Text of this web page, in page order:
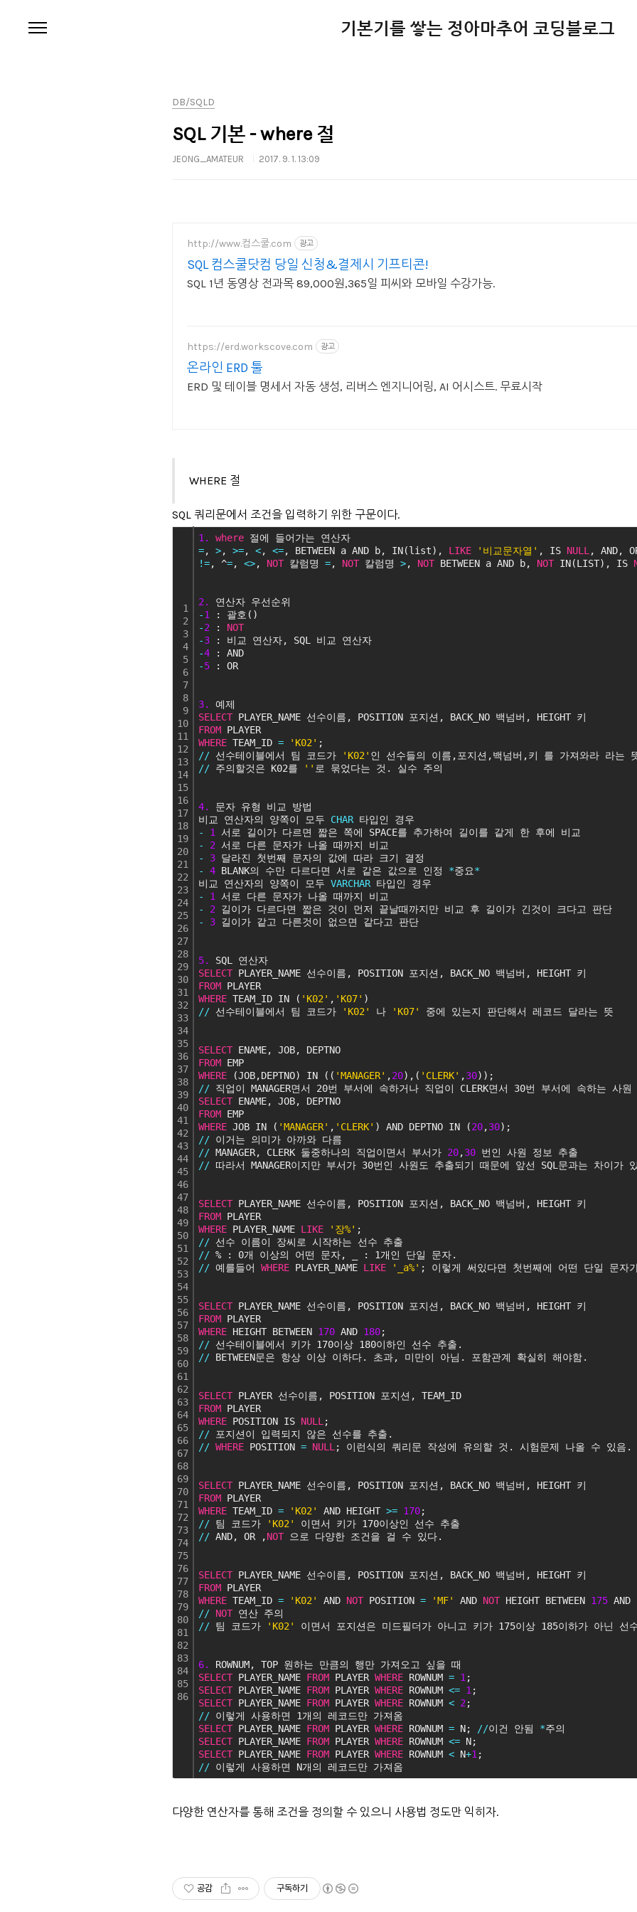
기본기를 쌓는 정아마추어 코딩블로그
DB/SQLD
SQL 기본 - where 절
JEONG_AMATEUR 2017. 9. 1. 13:09
http://www.컴스쿨.com 광고
SQL 컴스쿨닷컴 당일 신청&결제시 기프티콘!
SQL 1년 동영상 전과목 89,000원,365일 피씨와 모바일 수강가능.
https://erd.workscove.com 광고
온라인 ERD 툴
ERD 및 테이블 명세서 자동 생성, 리버스 엔지니어링, AI 어시스트. 무료시작
WHERE 절
SQL 쿼리문에서 조건을 입력하기 위한 구문이다.
1
2
3
4
5
6
7
8
9
10
11
12
13
14
15
16
17
18
19
20
21
22
23
24
25
26
27
28
29
30
31
32
33
34
35
36
37
38
39
40
41
42
43
44
45
46
47
48
49
50
51
52
53
54
55
56
57
58
59
60
61
62
63
64
65
66
67
68
69
70
71
72
73
74
75
76
77
78
79
80
81
82
83
84
85
86
1. where 절에 들어가는 연산자
=, >, >=, <, <=, BETWEEN a AND b, IN(list), LIKE '비교문자열' , IS NULL , AND,
!=, ^=, <>, NOT 칼럼명 =, NOT 칼럼명 >, NOT BETWEEN a AND b, NOT IN(LIST), IS
2.
연산자 우선순위
-1
: 괄호()
-2 : NOT
-3 : 비교 연산자, SQL 비교 연산자
-4 : AND
-5 : OR
3.
예제
SELECT PLAYER_NAME 선수이름, POSITION 포지션, BACK_NO 백넘버, HEIGHT 키
FROM PLAYER
WHERE TEAM_ID = 'K02' ;
// 선수테이블에서 팀 코드가 'K02' 인 선수들의 이름,포지션,백넘버,키 를 가져와라 라는
// 주의할것은 K02를 '' 로 묶었다는 것. 실수 주의
4.
문자 유형 비교 방법
비교 연산자의 양쪽이 모두 CHAR 타입인 경우
-
1
서로 길이가 다르면 짧은 쪽에 SPACE를 추가하여 길이를 같게 한 후에 비교
-
2 서로 다른 문자가 나올 때까지 비교
-
3 달라진 첫번째 문자의 값에 따라 크기 결정
-
4 BLANK의 수만 다르다면 서로 같은 값으로 인정 *중요*
비교 연산자의 양쪽이 모두 VARCHAR 타입인 경우
-
1
서로 다른 문자가 나올 때까지 비교
-
2 길이가 다르다면 짧은 것이 먼저 끝날때까지만 비교 후 길이가 긴것이 크다고 판단
-
3 길이가 같고 다른것이 없으면 같다고 판단
5.
SQL 연산자
SELECT PLAYER_NAME 선수이름, POSITION 포지션, BACK_NO 백넘버, HEIGHT 키
FROM PLAYER
WHERE TEAM_ID IN ( 'K02' , 'K07' )
// 선수테이블에서 팀 코드가 'K02' 나 'K07' 중에 있는지 판단해서 레코드 달라는 뜻
SELECT ENAME, JOB, DEPTNO
FROM EMP
WHERE (JOB,DEPTNO) IN (( 'MANAGER' ,20),( 'CLERK' ,30));
// 직업이 MANAGER면서 20번 부서에 속하거나 직업이 CLERK면서 30번 부서에 속하는 사원
SELECT ENAME, JOB, DEPTNO
FROM EMP
WHERE JOB IN ( 'MANAGER' , 'CLERK' ) AND DEPTNO IN (20,30);
// 이거는 의미가 아까와 다름
// MANAGER, CLERK 둘중하나의 직업이면서 부서가 20,30 번인 사원 정보 추출
// 따라서 MANAGER이지만 부서가 30번인 사원도 추출되기 때문에 앞선 SQL문과는 차이가
SELECT PLAYER_NAME 선수이름, POSITION 포지션, BACK_NO 백넘버, HEIGHT 키
FROM PLAYER
WHERE PLAYER_NAME LIKE '장%' ;
// 선수 이름이 장씨로 시작하는 선수 추출
// % : 0개 이상의 어떤 문자, _ : 1개인 단일 문자.
// 예를들어 WHERE PLAYER_NAME LIKE '_a%' ; 이렇게 써있다면 첫번째에 어떤 단일 문자
SELECT PLAYER_NAME 선수이름, POSITION 포지션, BACK_NO 백넘버, HEIGHT 키
FROM PLAYER
WHERE HEIGHT BETWEEN 170 AND 180;
// 선수테이블에서 키가 170이상 180이하인 선수 추출.
// BETWEEN문은 항상 이상 이하다. 초과, 미만이 아님. 포함관계 확실히 해야함.
SELECT PLAYER 선수이름, POSITION 포지션, TEAM_ID
FROM PLAYER
WHERE POSITION IS NULL ;
// 포지션이 입력되지 않은 선수를 추출.
// WHERE POSITION = NULL ; 이런식의 쿼리문 작성에 유의할 것. 시험문제 나올 수 있음.
SELECT PLAYER_NAME 선수이름, POSITION 포지션, BACK_NO 백넘버, HEIGHT 키
FROM PLAYER
WHERE TEAM_ID = 'K02' AND HEIGHT >= 170;
// 팀 코드가 'K02'
이면서 키가 170이상인 선수 추출
// AND, OR ,NOT 으로 다양한 조건을 걸 수 있다.
SELECT PLAYER_NAME 선수이름, POSITION 포지션, BACK_NO 백넘버, HEIGHT 키
FROM PLAYER
WHERE TEAM_ID = 'K02' AND NOT POSITION = 'MF' AND NOT HEIGHT BETWEEN 175 AND
// NOT 연산 주의
// 팀 코드가 'K02' 이면서 포지션은 미드필더가 아니고 키가 175이상 185이하가 아닌 선
6.
ROWNUM, TOP 원하는 만큼의 행만 가져오고 싶을 때
SELECT PLAYER_NAME FROM PLAYER WHERE ROWNUM = 1 ;
SELECT PLAYER_NAME FROM PLAYER WHERE ROWNUM <= 1 ;
SELECT PLAYER_NAME FROM PLAYER WHERE ROWNUM < 2 ;
// 이렇게 사용하면 1개의 레코드만 가져옴
SELECT PLAYER_NAME FROM PLAYER WHERE ROWNUM = N; //이건 안됨 *주의
SELECT PLAYER_NAME FROM PLAYER WHERE ROWNUM <= N;
SELECT PLAYER_NAME FROM PLAYER WHERE ROWNUM < N+1 ;
// 이렇게 사용하면 N개의 레코드만 가져옴
다양한 연산자를 통해 조건을 정의할 수 있으니 사용법 정도만 익히자.
공감 구독하기